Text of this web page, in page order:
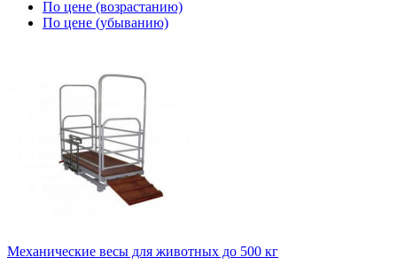
По цене (возрастанию)
По цене (убыванию)
Механические весы для животных до 500 кг